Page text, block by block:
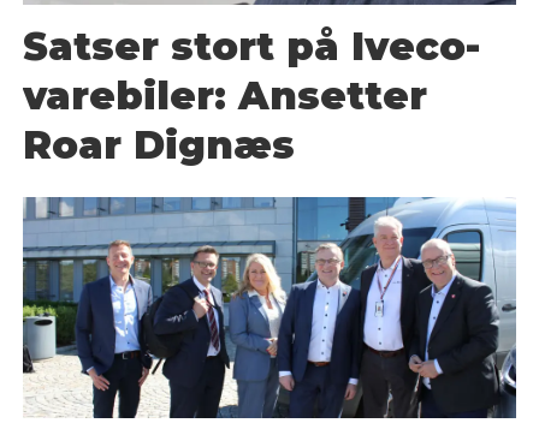
Satser stort på Iveco-
varebiler: Ansetter
Roar Dignæs